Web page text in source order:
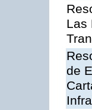
Las
de